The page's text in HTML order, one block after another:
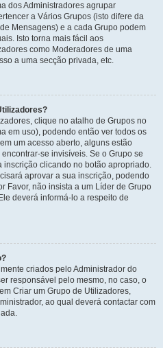
dos Administradores agrupar
a Vários Grupos (isto difere da
Mensagens) e a cada Grupo podem
Isto torna mais fácil aos
como Moderadores de uma
a uma secção privada, etc.
clique no atalho de Grupos no
em uso), podendo então ver todos os
um acesso aberto, alguns estão
se invisíveis. Se o Grupo se
inscrição clicando no botão apropriado.
aprovar a sua inscrição, podendo
Favor, não insista a um Líder de Grupo
deverá informá-lo a respeito de
criados pelo Administrador do
responsável pelo mesmo, no caso, o
Criar um Grupo de Utilizadores,
ao qual deverá contactar com